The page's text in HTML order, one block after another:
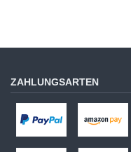
ZAHLUNGSARTEN